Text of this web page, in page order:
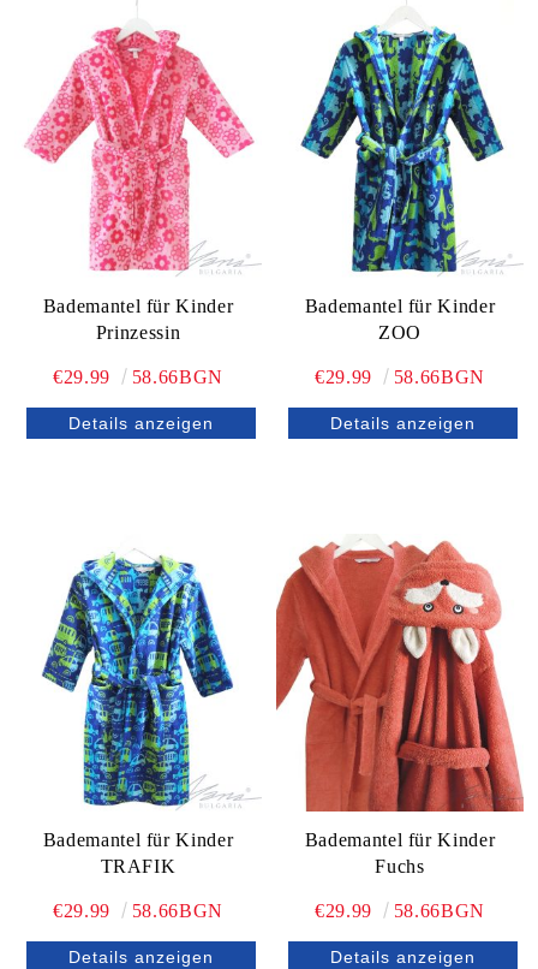
Bademantel für Kinder
Prinzessin
€29.99 58.66BGN
Details anzeigen
Bademantel für Kinder
ZOO
€29.99 58.66BGN
Details anzeigen
Bademantel für Kinder
TRAFIK
€29.99 58.66BGN
Details anzeigen
Bademantel für Kinder
Fuchs
€29.99 58.66BGN
Details anzeigen